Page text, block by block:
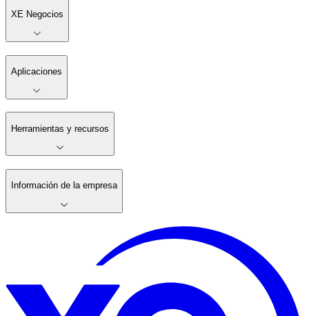
XE Negocios
Aplicaciones
Herramientas y recursos
Información de la empresa